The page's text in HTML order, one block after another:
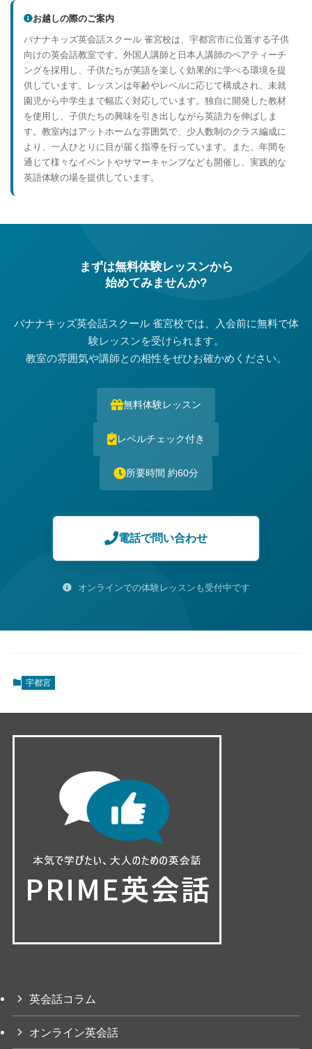
お越しの際のご案内
バナナキッズ英会話スクール 雀宮校は、宇都宮市に位置する子供
向けの英会話教室です。外国人講師と日本人講師のペアティーチ
ングを採用し、子供たちが英語を楽しく効果的に学べる環境を提
供しています。レッスンは年齢やレベルに応じて構成され、未就
園児から中学生まで幅広く対応しています。独自に開発した教材
を使用し、子供たちの興味を引き出しながら英語力を伸ばしま
す。教室内はアットホームな雰囲気で、少人数制のクラス編成に
より、一人ひとりに目が届く指導を行っています。また、年間を
通じて様々なイベントやサマーキャンプなども開催し、実践的な
英語体験の場を提供しています。
まずは無料体験レッスンから
始めてみませんか?
バナナキッズ英会話スクール 雀宮校では、入会前に無料で体
験レッスンを受けられます。
教室の雰囲気や講師との相性をぜひお確かめください。
無料体験レッスン
レベルチェック付き
所要時間 約60分
電話で問い合わせ
オンラインでの体験レッスンも受付中です
宇都宮
英会話コラム
オンライン英会話